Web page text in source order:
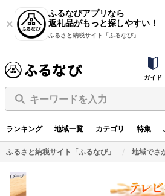
ふるなびアプリなら
返礼品がもっと探しやすい！
ふるさと納税サイト「ふるなび」
ガイド
キーワードを入力
ランキング 地域一覧 カテゴリ 特集
ふるさと納税サイト「ふるなび」 地域でさ